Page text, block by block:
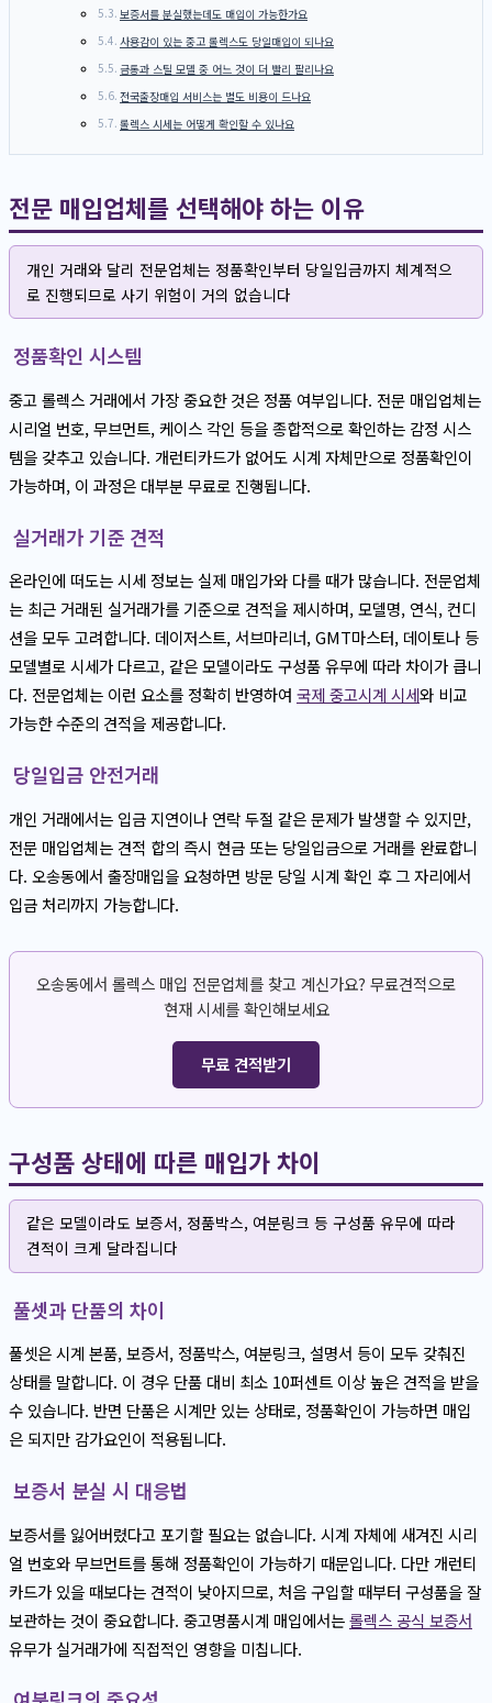
보증서를 분실했는데도 매입이 가능한가요
사용감이 있는 중고 롤렉스도 당일매입이 되나요
금통과 스틸 모델 중 어느 것이 더 빨리 팔리나요
전국출장매입 서비스는 별도 비용이 드나요
롤렉스 시세는 어떻게 확인할 수 있나요
전문 매입업체를 선택해야 하는 이유
개인 거래와 달리 전문업체는 정품확인부터 당일입금까지 체계적으
로 진행되므로 사기 위험이 거의 없습니다
정품확인 시스템
중고 롤렉스 거래에서 가장 중요한 것은 정품 여부입니다. 전문 매입업체는
시리얼 번호, 무브먼트, 케이스 각인 등을 종합적으로 확인하는 감정 시스
템을 갖추고 있습니다. 개런티카드가 없어도 시계 자체만으로 정품확인이
가능하며, 이 과정은 대부분 무료로 진행됩니다.
실거래가 기준 견적
온라인에 떠도는 시세 정보는 실제 매입가와 다를 때가 많습니다. 전문업체
는 최근 거래된 실거래가를 기준으로 견적을 제시하며, 모델명, 연식, 컨디
션을 모두 고려합니다. 데이저스트, 서브마리너, GMT마스터, 데이토나 등
모델별로 시세가 다르고, 같은 모델이라도 구성품 유무에 따라 차이가 큽니
다. 전문업체는 이런 요소를 정확히 반영하여 국제 중고시계 시세와 비교
가능한 수준의 견적을 제공합니다.
당일입금 안전거래
개인 거래에서는 입금 지연이나 연락 두절 같은 문제가 발생할 수 있지만,
전문 매입업체는 견적 합의 즉시 현금 또는 당일입금으로 거래를 완료합니
다. 오송동에서 출장매입을 요청하면 방문 당일 시계 확인 후 그 자리에서
입금 처리까지 가능합니다.
오송동에서 롤렉스 매입 전문업체를 찾고 계신가요? 무료견적으로
현재 시세를 확인해보세요
무료 견적받기
구성품 상태에 따른 매입가 차이
같은 모델이라도 보증서, 정품박스, 여분링크 등 구성품 유무에 따라
견적이 크게 달라집니다
풀셋과 단품의 차이
풀셋은 시계 본품, 보증서, 정품박스, 여분링크, 설명서 등이 모두 갖춰진
상태를 말합니다. 이 경우 단품 대비 최소 10퍼센트 이상 높은 견적을 받을
수 있습니다. 반면 단품은 시계만 있는 상태로, 정품확인이 가능하면 매입
은 되지만 감가요인이 적용됩니다.
보증서 분실 시 대응법
보증서를 잃어버렸다고 포기할 필요는 없습니다. 시계 자체에 새겨진 시리
얼 번호와 무브먼트를 통해 정품확인이 가능하기 때문입니다. 다만 개런티
카드가 있을 때보다는 견적이 낮아지므로, 처음 구입할 때부터 구성품을 잘
보관하는 것이 중요합니다. 중고명품시계 매입에서는롤렉스 공식 보증서
유무가 실거래가에 직접적인 영향을 미칩니다.